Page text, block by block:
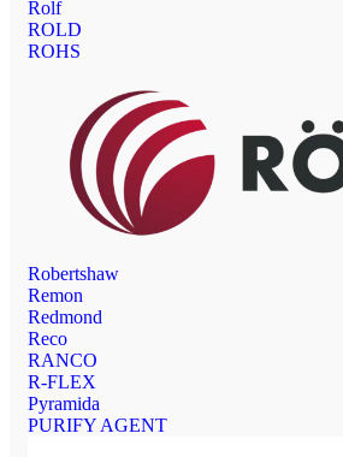
Rolf
ROLD
ROHS
Robertshaw
Remon
Redmond
Reco
RANCO
R-FLEX
Pyramida
PURIFY AGENT